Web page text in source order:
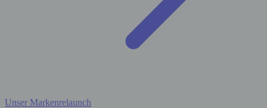
Unser Markenrelaunch